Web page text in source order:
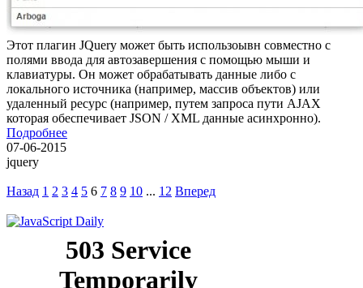
Этот плагин JQuery может быть использоывн совместно с
полями ввода для автозавершения с помощью мыши и
клавиатуры. Он может обрабатывать данные либо с
локального источника (например, массив объектов) или
удаленный ресурс (например, путем запроса пути AJAX
которая обеспечивает JSON / XML данные асинхронно).
Подробнее
07-06-2015
jquery
Назад 1 2 3 4 5 6 7 8 9 10 ... 12 Вперед